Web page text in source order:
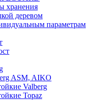
хранения
деревом
параметрам
ASM, AIKO
Valberg
Topaz